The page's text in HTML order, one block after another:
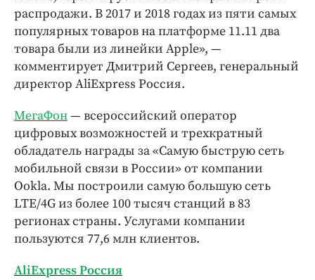
распродажи. В 2017 и 2018 годах из пяти самых
популярных товаров на платформе 11.11 два
товара были из линейки Apple», —
комментирует Дмитрий Сергеев, генеральный
директор AliExpress Россия.
МегаФон— всероссийский оператор
цифровых возможностей и трехкратный
обладатель награды за «Самую быструю сеть
мобильной связи в России» от компании
Ookla. Мы построили самую большую сеть
LTE/4G из более 100 тысяч станций в 83
регионах страны. Услугами компании
пользуются 77,6 млн клиентов.
AliExpress Россия